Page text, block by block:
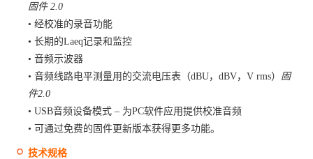
固件2.0
• 经校准的录音功能
• 长期的Laeq记录和监控
• 音频示波器
• 音频线路电平测量用的交流电压表（dBU，dBV，V rms） 固
件2.0
• USB音频设备模式 – 为PC软件应用提供校准音频
• 可通过免费的固件更新版本获得更多功能。
技术规格